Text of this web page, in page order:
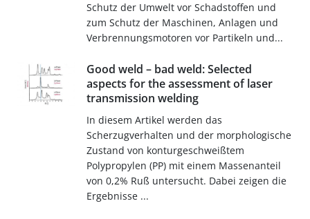
Schutz der Umwelt vor Schadstoffen und
zum Schutz der Maschinen, Anlagen und
Verbrennungsmotoren vor Partikeln und...
Good weld – bad weld: Selected
aspects for the assessment of laser
transmission welding
In diesem Artikel werden das
Scherzugverhalten und der morphologische
Zustand von konturgeschweißtem
Polypropylen (PP) mit einem Massenanteil
von 0,2% Ruß untersucht. Dabei zeigen die
Ergebnisse ...